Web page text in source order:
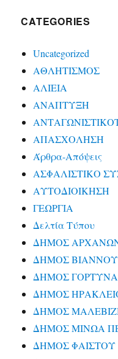
CATEGORIES
Uncategorized
ΑΘΛΗΤΙΣΜΟΣ
ΑΛΙΕΙΑ
ΑΝΑΠΤΥΞΗ
ΑΠΑΣΧΟΛΗΣΗ
Άρθρα-Απόψεις
ΑΣΦΑΛΙΣΤΙΚΟ
ΑΥΤΟΔΙΟΙΚΗΣΗ
ΓΕΩΡΓΙΑ
Δελτία Τύπου
ΔΗΜΟΣ
ΔΗΜΟΣ ΒΙΑΝΝΟΥ
ΔΗΜΟΣ
ΔΗΜΟΣ
ΔΗΜΟΣ
ΔΗΜΟΣ ΜΙΝΩΑ
ΔΗΜΟΣ ΦΑΙΣΤΟΥ